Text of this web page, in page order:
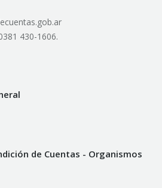
430-1606.
de Cuentas - Organismos